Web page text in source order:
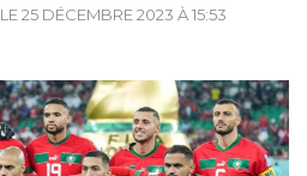
LE 25 DÉCEMBRE 2023 À 15:53